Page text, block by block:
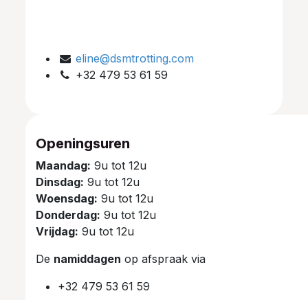
eline@dsmtrotting.com
+32 479 53 61 59
Openingsuren
Maandag: 9u tot 12u
Dinsdag: 9u tot 12u
Woensdag: 9u tot 12u
Donderdag: 9u tot 12u
Vrijdag: 9u tot 12u
De namiddagen op afspraak via
+32 479 53 61 59